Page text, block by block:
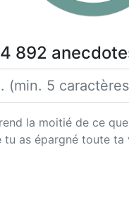
4 892
la moitié de ce
as épargné toute